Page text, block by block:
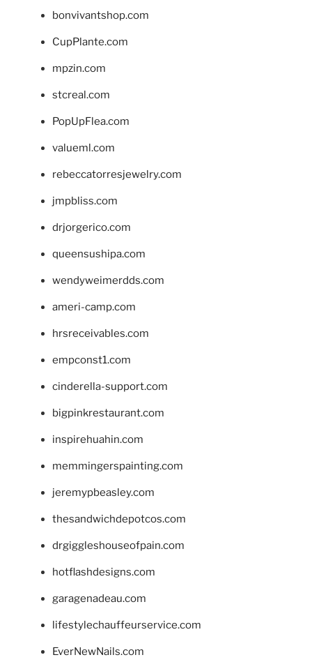
bonvivantshop.com
CupPlante.com
mpzin.com
stcreal.com
PopUpFlea.com
valueml.com
rebeccatorresjewelry.com
jmpbliss.com
drjorgerico.com
queensushipa.com
wendyweimerdds.com
ameri-camp.com
hrsreceivables.com
empconst1.com
cinderella-support.com
bigpinkrestaurant.com
inspirehuahin.com
memmingerspainting.com
jeremypbeasley.com
thesandwichdepotcos.com
drgiggleshouseofpain.com
hotflashdesigns.com
garagenadeau.com
lifestylechauffeurservice.com
EverNewNails.com